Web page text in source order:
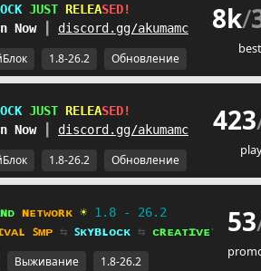
OCK JUST REL EASED!
Now discord.gg/akumamc 8k/
1.8-26.2 Обновление
OCK JUST REL EASED!
Now discord.gg/akumamc 423
1.8-26.2 Обновление
ɴᴅ ɴᴇᴛᴡᴏʀᴋ ☀ 1.8 - 26.2
ꜱᴍᴘ ⇆ ꜱᴋʏʙʟᴏᴄᴋ ⇆ ᴄʀᴇᴀᴛɪᴠᴇ⁺ 53
Выживание 1.8-26.2